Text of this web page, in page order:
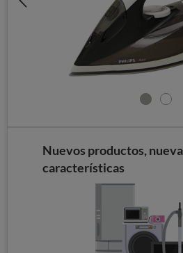
Nuevos productos,
características